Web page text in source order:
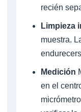
recién
Limpieza
muestra.
Medición
en el